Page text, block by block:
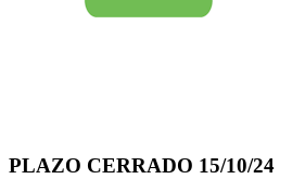
PLAZO CERRADO 15/10/24